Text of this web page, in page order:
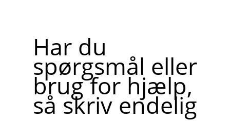
Har du
spørgsmål eller
brug for hjælp,
så skriv endelig